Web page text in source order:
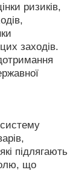
ризиків,
заходів.
підлягають
що